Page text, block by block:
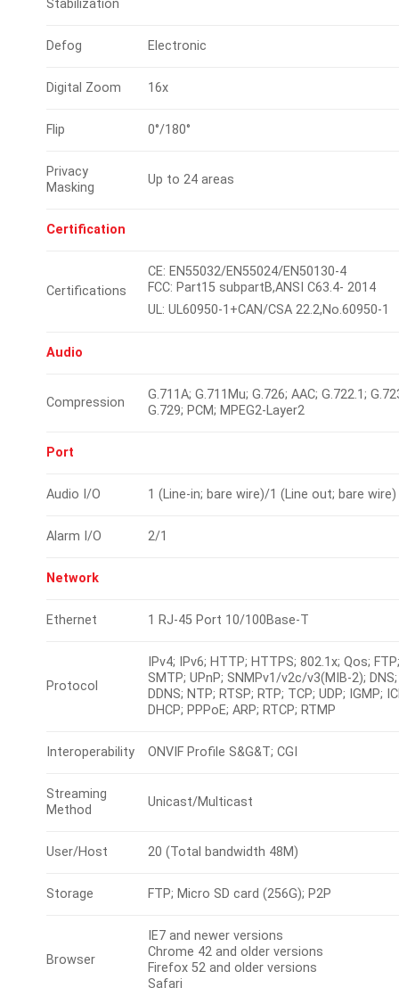
Stabilization
Defog Electronic
Digital Zoom 16x
Flip 0°/180°
Privacy
Masking
Up to 24 areas
Certification
Certifications
CE: EN55032/EN55024/EN50130-4
FCC: Part15 subpartB,ANSI C63.4- 2014
UL: UL60950-1+CAN/CSA 22.2,No.60950-1
Audio
Compression
G.711A; G.711Mu; G.726; AAC; G.722.1;
G.729; PCM; MPEG2-Layer2
Port
Audio I/O 1 (Line-in; bare wire)/1 (Line out; bare wire)
Alarm I/O 2/1
Network
Ethernet 1 RJ-45 Port 10/100Base-T
Protocol
IPv4; IPv6; HTTP; HTTPS; 802.1x; Qos; FTP;
SMTP; UPnP; SNMPv1/v2c/v3(MIB-2); DNS;
DDNS; NTP; RTSP; RTP; TCP; UDP; IGMP;
DHCP; PPPoE; ARP; RTCP; RTMP
Interoperability ONVIF Profile S&G&T; CGI
Streaming
Method
Unicast/Multicast
User/Host 20 (Total bandwidth 48M)
Storage FTP; Micro SD card (256G); P2P
Browser
IE7 and newer versions
Chrome 42 and older versions
Firefox 52 and older versions
Safari